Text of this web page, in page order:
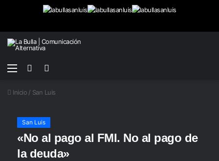
Menú
Buscar
Inicio / San Luis
San Luis
«No al pago al FMI. No al pago de
la deuda»